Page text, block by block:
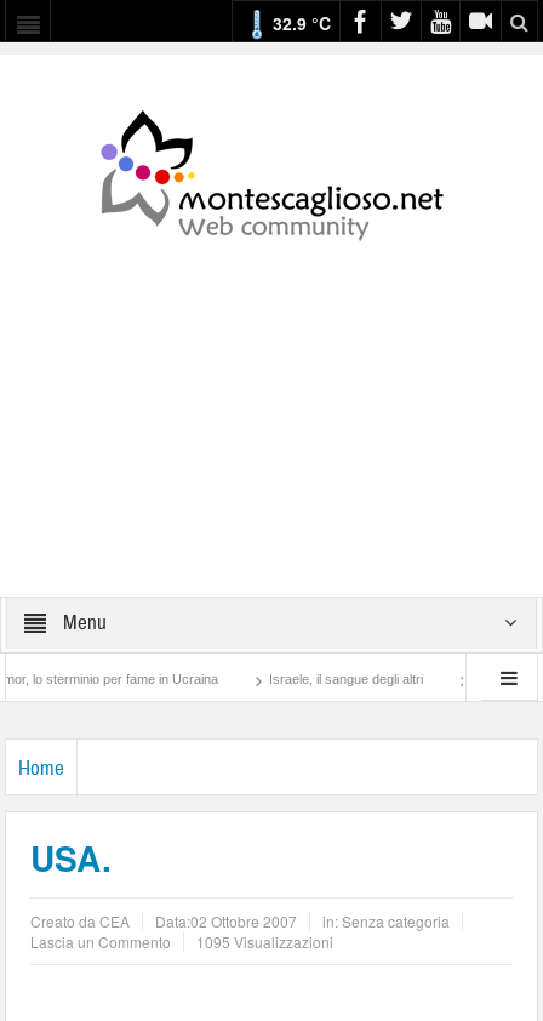
32.9 °C
Menu
per fame in Ucraina Israele, il sangue degli altri Lotta di classe… tra
Home
USA.
Creato daCEA Data:02 Ottobre 2007
in: Senza categoria
Lascia un Commento
1095 Visualizzazioni